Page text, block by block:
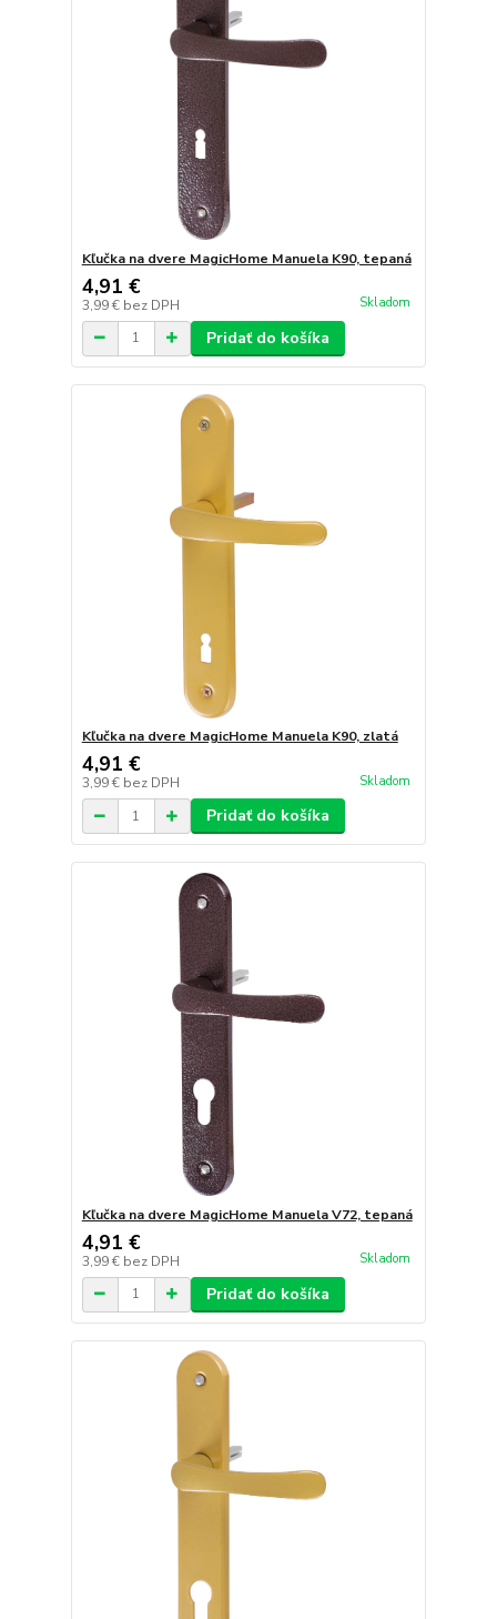
Kľučka na dvere MagicHome Manuela K90, tepaná
4,91 €
3,99 € bez DPH Skladom
Pridať do košíka
Kľučka na dvere MagicHome Manuela K90, zlatá
4,91 €
3,99 € bez DPH Skladom
Pridať do košíka
Kľučka na dvere MagicHome Manuela V72, tepaná
4,91 €
3,99 € bez DPH Skladom
Pridať do košíka